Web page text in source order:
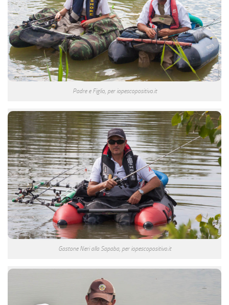
Padre e Figlio, per iopescopositivo.it
Gastone Neri alla Sapaba, per iopescopositivo.it